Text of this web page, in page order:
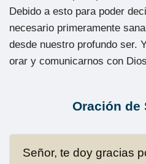
Debido a esto para poder
necesario primeramente
desde nuestro profundo ser.
orar y comunicarnos con
Oración de
Señor, te doy gracias